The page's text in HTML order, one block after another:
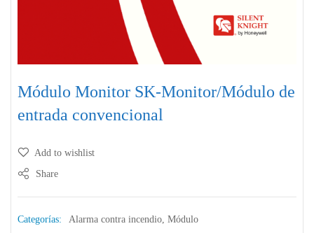
Módulo Monitor SK-Monitor/Módulo de
entrada convencional
Add to wishlist
Share
Categorías: Alarma contra incendio Módulo